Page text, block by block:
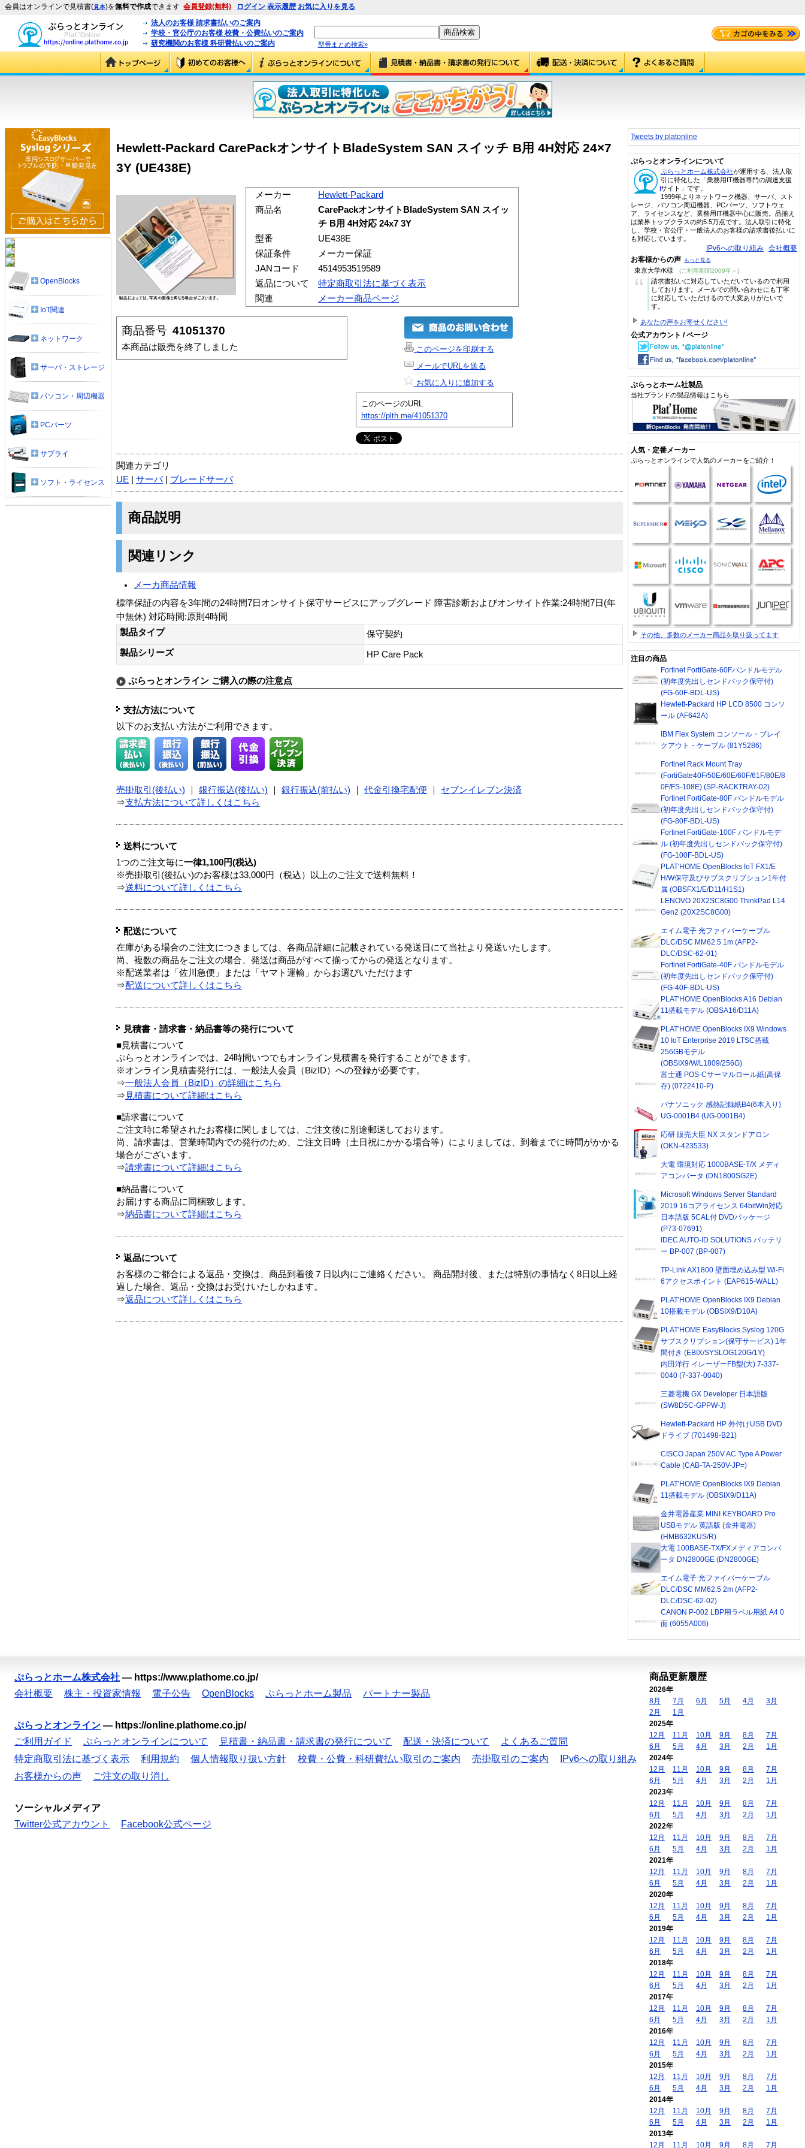
会員はオンラインで見積書(見本)を無料で作成できます 会員登録(無料) ログイン 表示履歴 お気に入りを見る
法人のお客様 請求書払いのご案内
学校・官公庁のお客様 校費・公費払いのご案内
研究機関のお客様 科研費払いのご案内
型番まとめ検索»
Hewlett-Packard CarePackオンサイトBladeSystem SAN スイッチ B用 4H対応 24×7
3Y (UE438E)
メーカー
Hewlett-Packard
商品名
CarePackオンサイトBladeSystem SAN スイッ
チ B用 4H対応 24x7 3Y
型番
UE438E
保証条件
メーカー保証
JANコード
4514953519589
返品について
特定商取引法に基づく表示
関連
メーカー商品ページ
商品番号 41051370
本商品は販売を終了しました
このページを印刷する
メールでURLを送る
お気に入りに追加する
このページのURL
https://plth.me/41051370
関連カテゴリ
UE
サーバ| ブレードサーバ
商品説明
関連リンク
メーカ商品情報
標準保証の内容を3年間の24時間7日オンサイト保守サービスにアップグレード 障害診断およびオンサイト作業:24時間7日(年
中無休) 対応時間:原則4時間
製品タイプ
保守契約
製品シリーズ
HP Care Pack
ぷらっとオンライン ご購入の際の注意点
支払方法について
以下のお支払い方法がご利用できます。
売掛取引(後払い) ｜ 銀行振込(後払い) ｜ 銀行振込(前払い) ｜ 代金引換宅配便 ｜ セブンイレブン決済
⇒支払方法について詳しくはこちら
送料について
1つのご注文毎に一律1,100円(税込)
※売掛取引(後払い)のお客様は33,000円（税込）以上のご注文で送料無料！
⇒送料について詳しくはこちら
配送について
在庫がある場合のご注文につきましては、各商品詳細に記載されている発送日にて当社より発送いたします。
尚、複数の商品をご注文の場合、発送は商品がすべて揃ってからの発送となります。
※配送業者は「佐川急便」または「ヤマト運輸」からお選びいただけます
⇒配送について詳しくはこちら
見積書・請求書・納品書等の発行について
■見積書について
ぷらっとオンラインでは、24時間いつでもオンライン見積書を発行することができます。
※オンライン見積書発行には、一般法人会員（BizID）への登録が必要です。
⇒一般法人会員（BizID）の詳細はこちら
⇒ 見積書について詳細はこちら
■請求書について
ご注文時に希望されたお客様に関しましては、ご注文後に別途郵送しております。
尚、請求書は、営業時間内での発行のため、ご注文日時（土日祝にかかる場合等）によりましては、到着までに時間がかかる
場合がございます。
⇒請求書について詳細はこちら
■納品書について
お届けする商品に同梱致します。
⇒納品書について詳細はこちら
返品について
お客様のご都合による返品・交換は、商品到着後７日以内にご連絡ください。 商品開封後、または特別の事情なく8日以上経
過した場合、返品・交換はお受けいたしかねます。
⇒返品について詳しくはこちら
OpenBlocks
IoT関連
ネットワーク
サーバ・ストレージ
パソコン・周辺機器
PCパーツ
サプライ
ソフト・ライセンス
Tweets by platonline
ぷらっとオンラインについて
ぷらっとホーム株式会社が運用する、法人取
引に特化した「業務用IT機器専門の調達支援
サイト」です。
1999年よりネットワーク機器、サーバ、スト
レージ、パソコン周辺機器、PCパーツ、ソフトウェ
ア、ライセンスなど、業務用IT機器中心に販売。品揃え
は業界トップクラスの約5.5万点です。法人取引に特化
し、学校・官公庁・一般法人のお客様の請求書後払いに
も対応しています。
IPv6への取り組み 会社概要
お客様からの声 もっと見る
東京大学/K様 (ご利用期間2009年～)
“
請求書払いに対応していただいているので利用
しております。メールでの問い合わせにも丁寧
に対応していただけるので大変ありがたいで
す。
あなたの声をお寄せください!
公式アカウント / ページ
ぷらっとホーム社製品
当社ブランドの製品情報はこちら
人気・定番メーカー
ぷらっとオンラインで人気のメーカーをご紹介！
その他、多数のメーカー商品を取り扱ってます
注目の商品
Fortinet FortiGate-60Fバンドルモデル
(初年度先出しセンドバック保守付)
(FG-60F-BDL-US)
Hewlett-Packard HP LCD 8500 コンソ
ール (AF642A)
IBM Flex System コンソール・ブレイ
クアウト・ケーブル (81Y5286)
Fortinet Rack Mount Tray
(FortiGate40F/50E/60E/60F/61F/80E/8
0F/FS-108E) (SP-RACKTRAY-02)
Fortinet FortiGate-80F バンドルモデル
(初年度先出しセンドバック保守付)
(FG-80F-BDL-US)
Fortinet FortiGate-100F バンドルモデ
ル (初年度先出しセンドバック保守付)
(FG-100F-BDL-US)
PLAT'HOME OpenBlocks IoT FX1/E
H/W保守及びサブスクリプション1年付
属 (OBSFX1/E/D11/H1S1)
LENOVO 20X2SC8G00 ThinkPad L14
Gen2 (20X2SC8G00)
エイム電子 光ファイバーケーブル
DLC/DSC MM62.5 1m (AFP2-
DLC/DSC-62-01)
Fortinet FortiGate-40F バンドルモデル
(初年度先出しセンドバック保守付)
(FG-40F-BDL-US)
PLAT'HOME OpenBlocks A16 Debian
11搭載モデル (OBSA16/D11A)
PLAT'HOME OpenBlocks IX9 Windows
10 IoT Enterprise 2019 LTSC搭載
256GBモデル
(OBSIX9/W/L1809/256G)
富士通 POS-Cサーマルロール紙(高保
存) (0722410-P)
パナソニック 感熱記録紙B4(6本入り)
UG-0001B4 (UG-0001B4)
応研 販売大臣 NX スタンドアロン
(OKN-423533)
大電 環境対応 1000BASE-T/X メディ
アコンバータ (DN1800SG2E)
Microsoft Windows Server Standard
2019 16コアライセンス 64bitWin対応
日本語版 5CAL付 DVDパッケージ
(P73-07691)
IDEC AUTO-ID SOLUTIONS バッテリ
ー BP-007 (BP-007)
TP-Link AX1800 壁面埋め込み型 Wi-Fi
6アクセスポイント (EAP615-WALL)
PLAT'HOME OpenBlocks IX9 Debian
10搭載モデル (OBSIX9/D10A)
PLAT'HOME EasyBlocks Syslog 120G
サブスクリプション(保守サービス) 1年
間付き (EBIX/SYSLOG120G/1Y)
内田洋行 イレーザーFB型(大) 7-337-
0040 (7-337-0040)
三菱電機 GX Developer 日本語版
(SW8D5C-GPPW-J)
Hewlett-Packard HP 外付けUSB DVD
ドライブ (701498-B21)
CISCO Japan 250V AC Type A Power
Cable (CAB-TA-250V-JP=)
PLAT'HOME OpenBlocks IX9 Debian
11搭載モデル (OBSIX9/D11A)
金井電器産業 MINI KEYBOARD Pro
USBモデル 英語版 (金井電器)
(HMB632KUS/R)
大電 100BASE-TX/FXメディアコンバ
ータ DN2800GE (DN2800GE)
エイム電子 光ファイバーケーブル
DLC/DSC MM62.5 2m (AFP2-
DLC/DSC-62-02)
CANON P-002 LBP用ラベル用紙 A4 0
面 (6055A006)
ぷらっとホーム株式会社 — https://www.plathome.co.jp/
会社概要
株主・投資家情報 電子公告 OpenBlocks ぷらっとホーム製品 パートナー製品
ぷらっとオンライン — https://online.plathome.co.jp/
ご利用ガイド
ぷらっとオンラインについて 見積書・納品書・請求書の発行について 配送・決済について
よくあるご質問
特定商取引法に基づく表示
利用規約 個人情報取り扱い方針 校費・公費・科研費払い取引のご案内 売掛取引のご案内
IPv6への取り組み
お客様からの声
ご注文の取り消し
ソーシャルメディア
Twitter公式アカウント
Facebook公式ページ
商品更新履歴
2026年
8月
7月 6月 5月 4月
3月
2月
1月
2025年
12月
11月 10月 9月 8月
7月
6月
5月 4月 3月 2月
1月
2024年
12月
11月 10月 9月 8月
7月
6月
5月 4月 3月 2月
1月
2023年
12月
11月 10月 9月 8月
7月
6月
5月 4月 3月 2月
1月
2022年
12月
11月 10月 9月 8月
7月
6月
5月 4月 3月 2月
1月
2021年
12月
11月 10月 9月 8月
7月
6月
5月 4月 3月 2月
1月
2020年
12月
11月 10月 9月 8月
7月
6月
5月 4月 3月 2月
1月
2019年
12月
11月 10月 9月 8月
7月
6月
5月 4月 3月 2月
1月
2018年
12月
11月 10月 9月 8月
7月
6月
5月 4月 3月 2月
1月
2017年
12月
11月 10月 9月 8月
7月
6月
5月 4月 3月 2月
1月
2016年
12月
11月 10月 9月 8月
7月
6月
5月 4月 3月 2月
1月
2015年
12月
11月 10月 9月 8月
7月
6月
5月 4月 3月 2月
1月
2014年
12月
11月 10月 9月 8月
7月
6月
5月 4月 3月 2月
1月
2013年
12月
11月 10月 9月 8月 7月